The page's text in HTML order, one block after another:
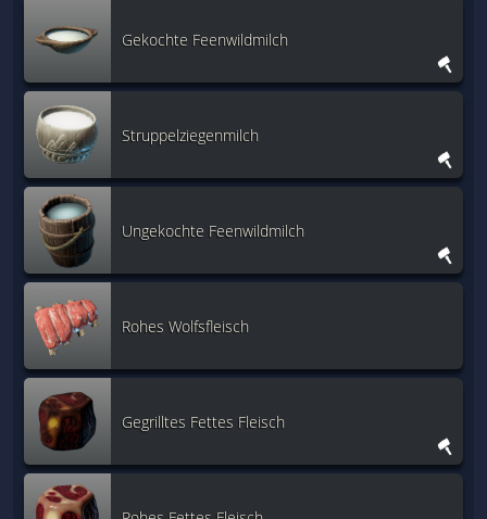
Gekochte Feenwildmilch
Struppelziegenmilch
Ungekochte Feenwildmilch
Rohes Wolfsfleisch
Gegrilltes Fettes Fleisch